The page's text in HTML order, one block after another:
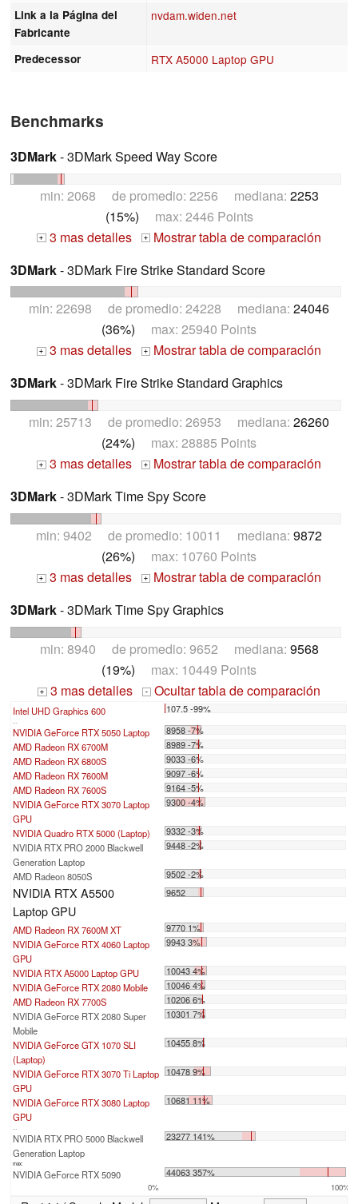
Link a la Página del
Fabricante
nvdam.widen.net
Predecessor RTX A5000 Laptop GPU
Benchmarks
3DMark- 3DMark Speed Way Score
min: 2068 de promedio: 2256 mediana: 2253
(15%) max: 2446 Points
+ 3 mas detalles +
Mostrar tabla de comparación
3DMark- 3DMark Fire Strike Standard Score
min: 22698 de promedio: 24228 mediana: 24046
(36%) max: 25940 Points
+ 3 mas detalles +
Mostrar tabla de comparación
3DMark- 3DMark Fire Strike Standard Graphics
min: 25713 de promedio: 26953 mediana: 26260
(24%) max: 28885 Points
+ 3 mas detalles +
Mostrar tabla de comparación
3DMark- 3DMark Time Spy Score
min: 9402 de promedio: 10011 mediana: 9872
(26%) max: 10760 Points
+ 3 mas detalles +
Mostrar tabla de comparación
3DMark- 3DMark Time Spy Graphics
min: 8940 de promedio: 9652 mediana: 9568
(19%) max: 10449 Points
+ 3 mas detalles - Ocultar tabla de comparación
Intel UHD Graphics 600 107.5 -99%
NVIDIA GeForce RTX 5050 Laptop
8958 -7%
AMD Radeon RX 6700M
8989 -7%
AMD Radeon RX 6800S
9033 -6%
AMD Radeon RX 7600M
9097 -6%
AMD Radeon RX 7600S
9164 -5%
NVIDIA GeForce RTX 3070 Laptop
GPU
9300 -4%
NVIDIA Quadro RTX 5000 (Laptop)
9332 -3%
NVIDIA RTX PRO 2000 Blackwell
Generation Laptop
9448 -2%
AMD Radeon 8050S 9502 -2%
NVIDIA RTX A5500
Laptop GPU
9652
AMD Radeon RX 7600M XT
9770 1%
NVIDIA GeForce RTX 4060 Laptop
GPU
9943 3%
NVIDIA RTX A5000 Laptop GPU
10043 4%
NVIDIA GeForce RTX 2080 Mobile
10046 4%
AMD Radeon RX 7700S
10206 6%
NVIDIA GeForce RTX 2080 Super
Mobile
10301 7%
NVIDIA GeForce GTX 1070 SLI
(Laptop)
10455 8%
NVIDIA GeForce RTX 3070 Ti Laptop
GPU
10478 9%
NVIDIA GeForce RTX 3080 Laptop
GPU
10681 11%
NVIDIA RTX PRO 5000 Blackwell
Generation Laptop
23277 141%
max:
NVIDIA GeForce RTX 5090 44063 357%
0% 100%